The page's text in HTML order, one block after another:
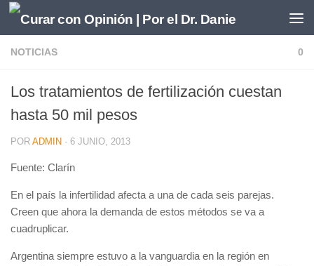
Saltar al contenido
NOTICIAS 0
Los tratamientos de fertilización cuestan
hasta 50 mil pesos
POR ADMIN · 6 JUNIO, 2013
Fuente: Clarín
En el país la infertilidad afecta a una de cada seis parejas.
Creen que ahora la demanda de estos métodos se va a
cuadruplicar.
Argentina siempre estuvo a la vanguardia en la región en